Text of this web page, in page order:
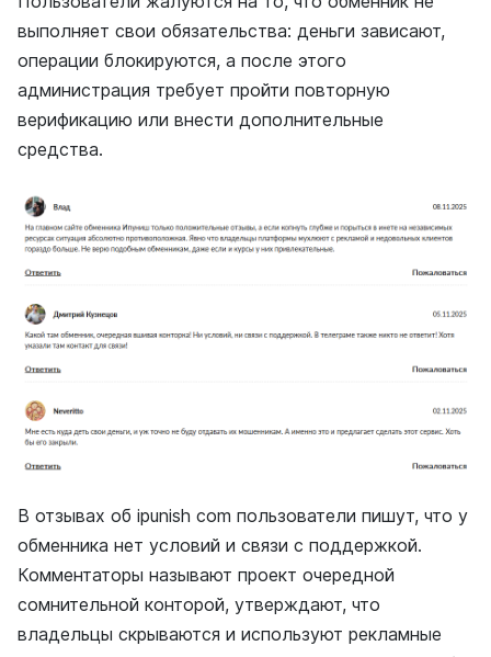
выполняет свои обязательства: деньги зависают,
операции блокируются, а после этого
администрация требует пройти повторную
верификацию или внести дополнительные
средства.
В отзывах об ipunish com пользователи пишут, что у
обменника нет условий и связи с поддержкой.
Комментаторы называют проект очередной
сомнительной конторой, утверждают, что
владельцы скрываются и используют рекламные